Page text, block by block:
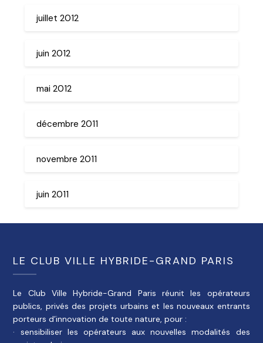
juillet 2012
juin 2012
mai 2012
décembre 2011
novembre 2011
juin 2011
LE CLUB VILLE HYBRIDE-GRAND PARIS
Le Club Ville Hybride-Grand Paris réunit les opérateurs
publics, privés des projets urbains et les nouveaux entrants
porteurs d’innovation de toute nature, pour :
· sensibiliser les opérateurs aux nouvelles modalités des